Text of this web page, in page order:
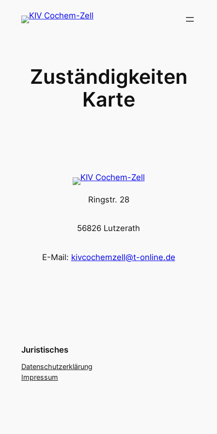
Inhalt
Zuständigkeiten
Karte
Ringstr. 28
56826 Lutzerath
E-Mail: kivcochemzell@t-online.de
Juristisches
Datenschutzerklärung
Impressum